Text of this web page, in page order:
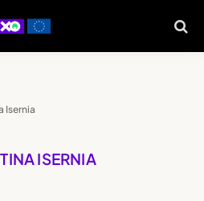
Isernia
ISERNIA